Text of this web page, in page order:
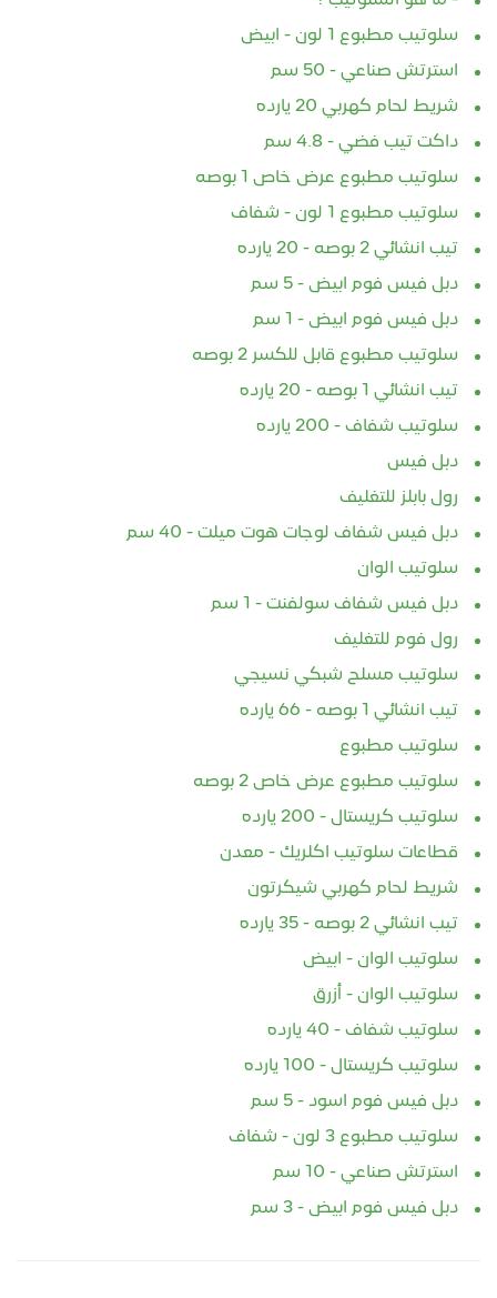
سلوتيب مطبوع 1 لون - ابيض
استرتش صناعي - 50 سم
شريط لحام كهربي 20 يارده
داكت تيب فضي - 4.8 سم
سلوتيب مطبوع عرض خاص 1 بوصه
سلوتيب مطبوع 1 لون - شفاف
تيب انشائي 2 بوصه - 20 يارده
دبل فيس فوم ابيض - 5 سم
دبل فيس فوم ابيض - 1 سم
سلوتيب مطبوع قابل للكسر 2 بوصه
تيب انشائي 1 بوصه - 20 يارده
سلوتيب شفاف - 200 يارده
دبل فيس
رول بابلز للتغليف
دبل فيس شفاف لوجات هوت ميلت - 40 سم
سلوتيب الوان
دبل فيس شفاف سولفنت - 1 سم
رول فوم للتغليف
سلوتيب مسلح شبكي نسيجي
تيب انشائي 1 بوصه - 66 يارده
سلوتيب مطبوع
سلوتيب مطبوع عرض خاص 2 بوصه
سلوتيب كريستال - 200 يارده
قطاعات سلوتيب اكلريك - معدن
شريط لحام كهربي شيكرتون
تيب انشائي 2 بوصه - 35 يارده
سلوتيب الوان - ابيض
سلوتيب الوان - أزرق
سلوتيب شفاف - 40 يارده
سلوتيب كريستال - 100 يارده
دبل فيس فوم اسود - 5 سم
سلوتيب مطبوع 3 لون - شفاف
استرتش صناعي - 10 سم
دبل فيس فوم ابيض - 3 سم